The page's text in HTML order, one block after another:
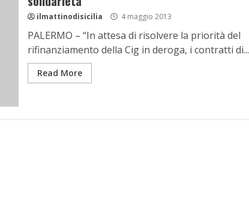
ilmattinodisicilia 4 maggio 2013
PALERMO – “In attesa di risolvere la priorità del
rifinanziamento della Cig in deroga, i contratti di...
Read More